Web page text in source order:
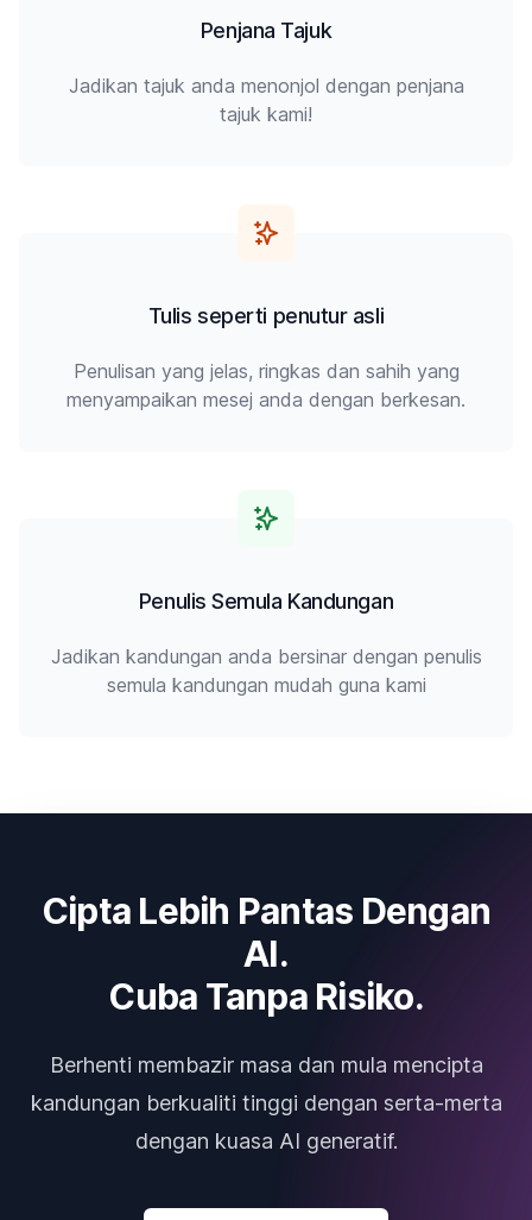
Penjana Tajuk
Jadikan tajuk anda menonjol dengan penjana
tajuk kami!
Tulis seperti penutur asli
Penulisan yang jelas, ringkas dan sahih yang
menyampaikan mesej anda dengan berkesan.
Penulis Semula Kandungan
Jadikan kandungan anda bersinar dengan penulis
semula kandungan mudah guna kami
Cipta Lebih Pantas Dengan
AI.
Cuba Tanpa Risiko.
Berhenti membazir masa dan mula mencipta
kandungan berkualiti tinggi dengan serta-merta
dengan kuasa AI generatif.